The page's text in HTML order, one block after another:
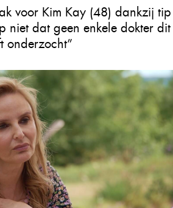
voor Kim Kay (48) dankzij tip
niet dat geen enkele dokter dit
onderzocht”